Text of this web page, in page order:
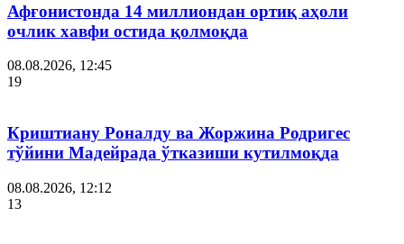
Афғонистонда 14 миллиондан ортиқ аҳоли
очлик хавфи остида қолмоқда
08.08.2026, 12:45
19
Криштиану Роналду ва Жоржина Родригес
тўйини Мадейрада ўтказиши кутилмоқда
08.08.2026, 12:12
13